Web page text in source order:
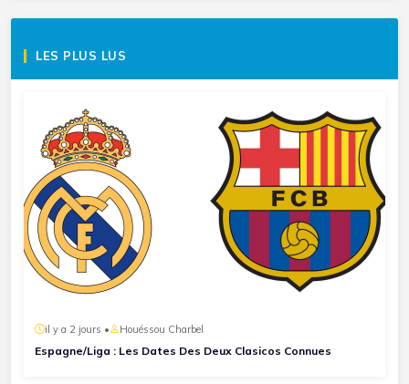
LES PLUS LUS
il y a 2 jours • Houéssou Charbel
Espagne/Liga : Les Dates Des Deux Clasicos Connues